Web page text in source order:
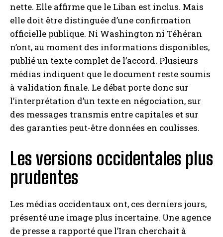
nette. Elle affirme que le Liban est inclus. Mais
elle doit être distinguée d’une confirmation
officielle publique. Ni Washington ni Téhéran
n’ont, au moment des informations disponibles,
publié un texte complet de l’accord. Plusieurs
médias indiquent que le document reste soumis
à validation finale. Le débat porte donc sur
l’interprétation d’un texte en négociation, sur
des messages transmis entre capitales et sur
des garanties peut-être données en coulisses.
Les versions occidentales plus
prudentes
Les médias occidentaux ont, ces derniers jours,
présenté une image plus incertaine. Une agence
de presse a rapporté que l’Iran cherchait à